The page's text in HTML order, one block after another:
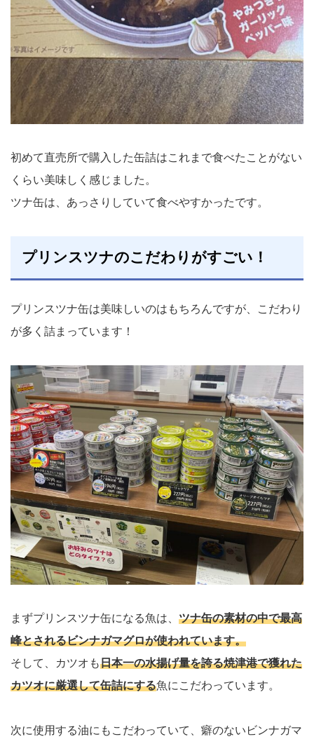
初めて直売所で購入した缶詰はこれまで食べたことがない
くらい美味しく感じました。
ツナ缶は、あっさりしていて食べやすかったです。
プリンスツナのこだわりがすごい！
プリンスツナ缶は美味しいのはもちろんですが、こだわり
が多く詰まっています！
まずプリンスツナ缶になる魚は、 ツナ缶の素材の中で最高
峰とされるビンナガマグロが使われています。
そして、カツオも日本一の水揚げ量を誇る焼津港で獲れた
カツオに厳選して缶詰にする魚にこだわっています。
次に使用する油にもこだわっていて、癖のないビンナガマ